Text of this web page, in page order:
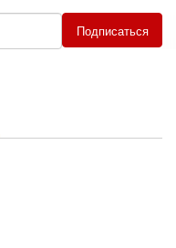
Подписаться